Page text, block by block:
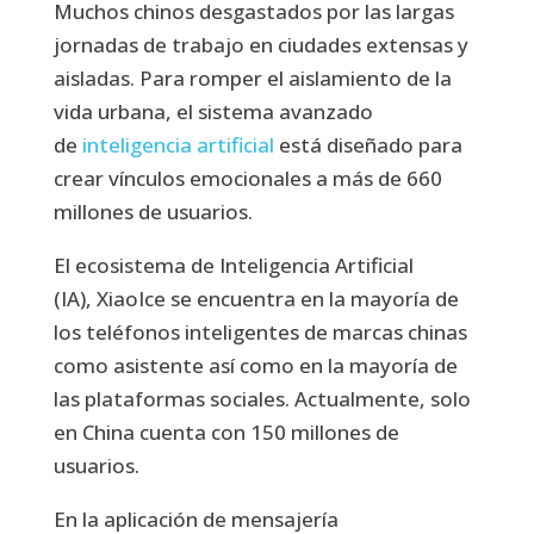
Muchos chinos desgastados por las largas
jornadas de trabajo en ciudades extensas y
aisladas. Para romper el aislamiento de la
vida urbana, el sistema avanzado
de inteligencia artificial está diseñado para
crear vínculos emocionales a más de 660
millones de usuarios.
El ecosistema de Inteligencia Artificial
(IA), XiaoIce se encuentra en la mayoría de
los teléfonos inteligentes de marcas chinas
como asistente así como en la mayoría de
las plataformas sociales. Actualmente, solo
en China cuenta con 150 millones de
usuarios.
En la aplicación de mensajería